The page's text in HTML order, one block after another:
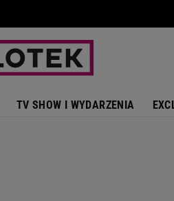
TV SHOW I WYDARZENIA